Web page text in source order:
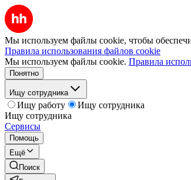
Мы используем файлы cookie, чтобы
Правила использования файлов cookie
Мы используем файлы cookie. Правила
Понятно
Ищу сотрудника
Ищу работу
Ищу сотрудника
Ищу сотрудника
Сервисы
Помощь
Ещё
Поиск